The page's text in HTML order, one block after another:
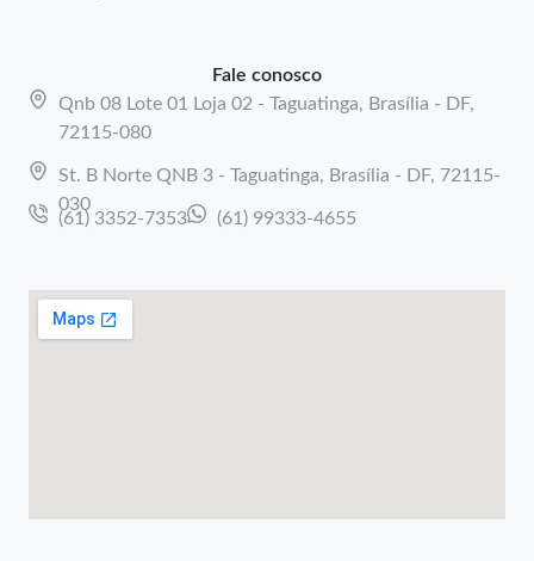
Fale conosco
Qnb 08 Lote 01 Loja 02 - Taguatinga, Brasília - DF,
72115-080
St. B Norte QNB 3 - Taguatinga, Brasília - DF, 72115-
030
(61) 3352-7353 (61) 99333-4655